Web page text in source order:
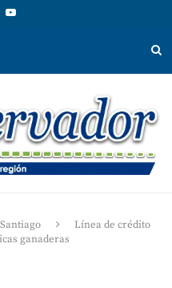
Línea de crédito
ganaderas